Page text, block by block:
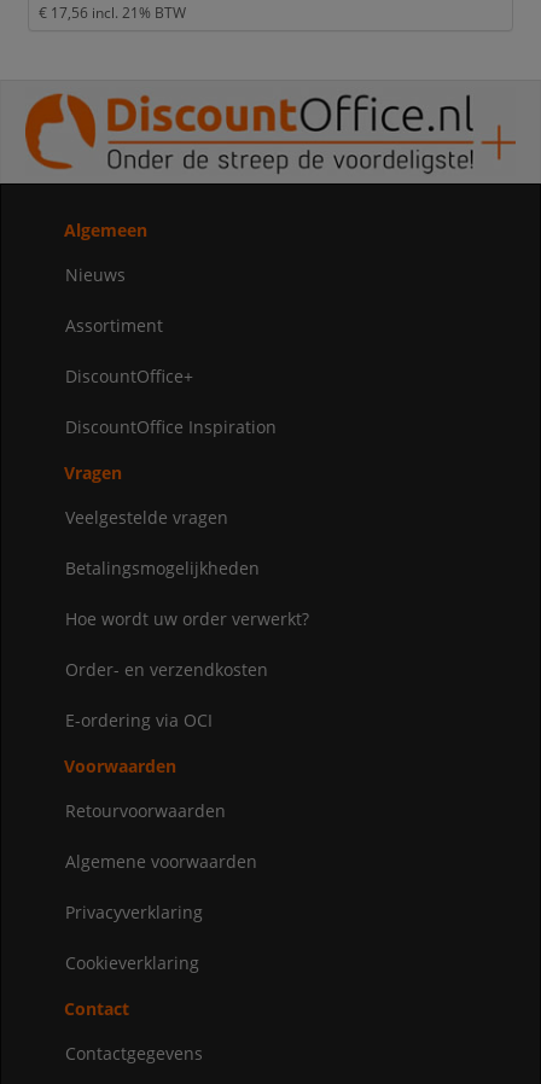
€ 17,56 incl. 21% BTW
Algemeen
Nieuws
Assortiment
DiscountOffice+
DiscountOffice Inspiration
Vragen
Veelgestelde vragen
Betalingsmogelijkheden
Hoe wordt uw order verwerkt?
Order- en verzendkosten
E-ordering via OCI
Voorwaarden
Retourvoorwaarden
Algemene voorwaarden
Privacyverklaring
Cookieverklaring
Contact
Contactgegevens